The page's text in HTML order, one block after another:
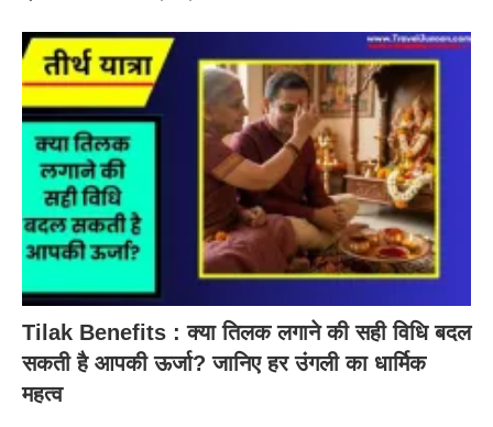
Tilak Benefits : क्या तिलक लगाने की सही विधि बदल
सकती है आपकी ऊर्जा? जानिए हर उंगली का धार्मिक
महत्व